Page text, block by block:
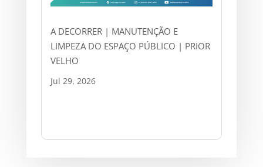
A DECORRER | MANUTENÇÃO E
LIMPEZA DO ESPAÇO PÚBLICO | PRIOR
VELHO
Jul 29, 2026